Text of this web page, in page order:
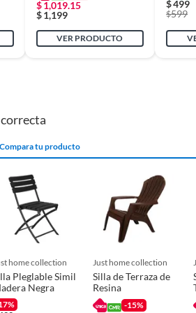
y natural a tu terraza o balcón,
acogedor. Y para mantener todo en
plásticas son perfectas para
de forma segura y práctica.
Usar en exteriores
$ 1,019.15
$ 1,199
VER PRODUCTO
$499
$599
Compara tu producto
home collection
Pleglable Simil
Negra
just home collection
Silla de Terraza de
Resina
-15%